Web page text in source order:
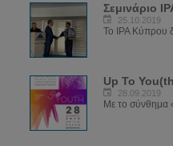
Σεμινάριο
25.10.2019
Το IPA Κύπρου
Up To
28.09.2019
Με το σύνθημα